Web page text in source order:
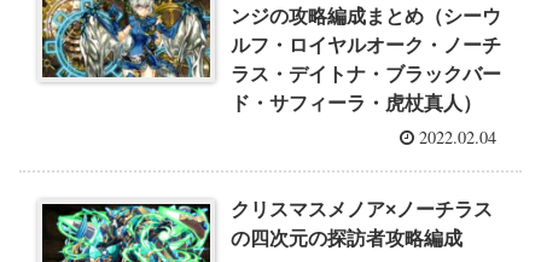
ンジの攻略編成まとめ（シーウ
ルフ・ロイヤルオーク・ノーチ
ラス・デイトナ・ブラックバー
ド・サフィーラ・虎杖真人）
2022.02.04
クリスマスメノア×ノーチラス
の四次元の探訪者攻略編成